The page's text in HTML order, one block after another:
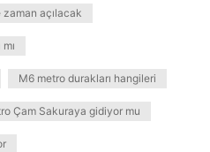
zaman açılacak
M6 metro durakları hangileri
Çam Sakuraya gidiyor mu